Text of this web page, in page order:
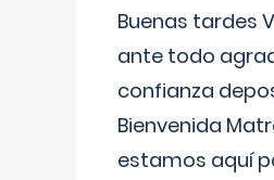
Buenas tardes
ante todo
confianza
Bienvenida
estamos aquí